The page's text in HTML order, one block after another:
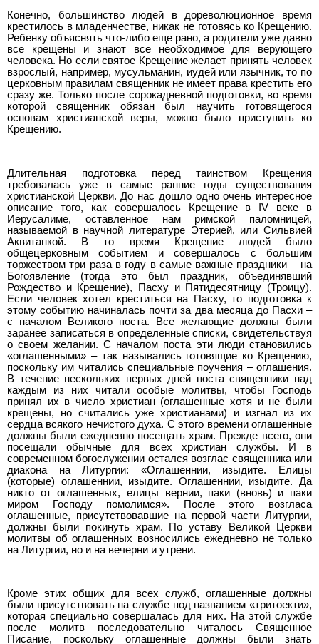
Конечно, большинство людей в дореволюционное время
крестилось в младенчестве, никак не готовясь ко Крещению.
Ребенку объяснять что-либо еще рано, а родители уже давно
все крещены и знают все необходимое для верующего
человека. Но если святое Крещение желает принять человек
взрослый, например, мусульманин, иудей или язычник, то по
церковным правилам священник не имеет права крестить его
сразу же. Только после сорокадневной подготовки, во время
которой священник обязан был научить готовящегося
основам христианской веры, можно было приступить ко
Крещению.
Длительная подготовка перед таинством Крещения
требовалась уже в самые ранние годы существования
христианской Церкви. До нас дошло одно очень интересное
описание того, как совершалось Крещение в IV веке в
Иерусалиме, оставленное нам римской паломницей,
называемой в научной литературе Этерией, или Сильвией
Аквитанкой. В то время Крещение людей было
общецерковным событием и совершалось с большим
торжеством три раза в году в самые важные праздники – на
Богоявление (тогда это был праздник, объединявший
Рождество и Крещение), Пасху и Пятидесятницу (Троицу).
Если человек хотел креститься на Пасху, то подготовка к
этому событию начиналась почти за два месяца до Пасхи –
с началом Великого поста. Все желающие должны были
заранее записаться в определенные списки, свидетельствуя
о своем желании. С началом поста эти люди становились
«оглашенными» – так назывались готовящие ко Крещению,
поскольку им читались специальные поучения – оглашения.
В течение нескольких первых дней поста священники над
каждым из них читали особые молитвы, чтобы Господь
принял их в число христиан (оглашенные хотя и не были
крещены, но считались уже христианами) и изгнал из их
сердца всякого нечистого духа. С этого времени оглашенные
должны были ежедневно посещать храм. Прежде всего, они
посещали обычные для всех христиан службы. И в
современном богослужении остался возглас священника или
диакона на Литургии: «Оглашеннии, изыдите. Елицы
(которые) оглашеннии, изыдите. Оглашеннии, изыдите. Да
никто от оглашенных, елицы вернии, паки (вновь) и паки
миром Господу помолимся». После этого возгласа
оглашенные, присутствовавшие на первой части Литургии,
должны были покинуть храм. По уставу Великой Церкви
молитвы об оглашенных возносились ежедневно не только
на Литургии, но и на вечерни и утрени.
Кроме этих общих для всех служб, оглашенные должны
были присутствовать на службе под названием «тритоекти»,
которая специально совершалась для них. На этой службе
после молитв последовательно читалось Священное
Писание, поскольку оглашенные должны были знать